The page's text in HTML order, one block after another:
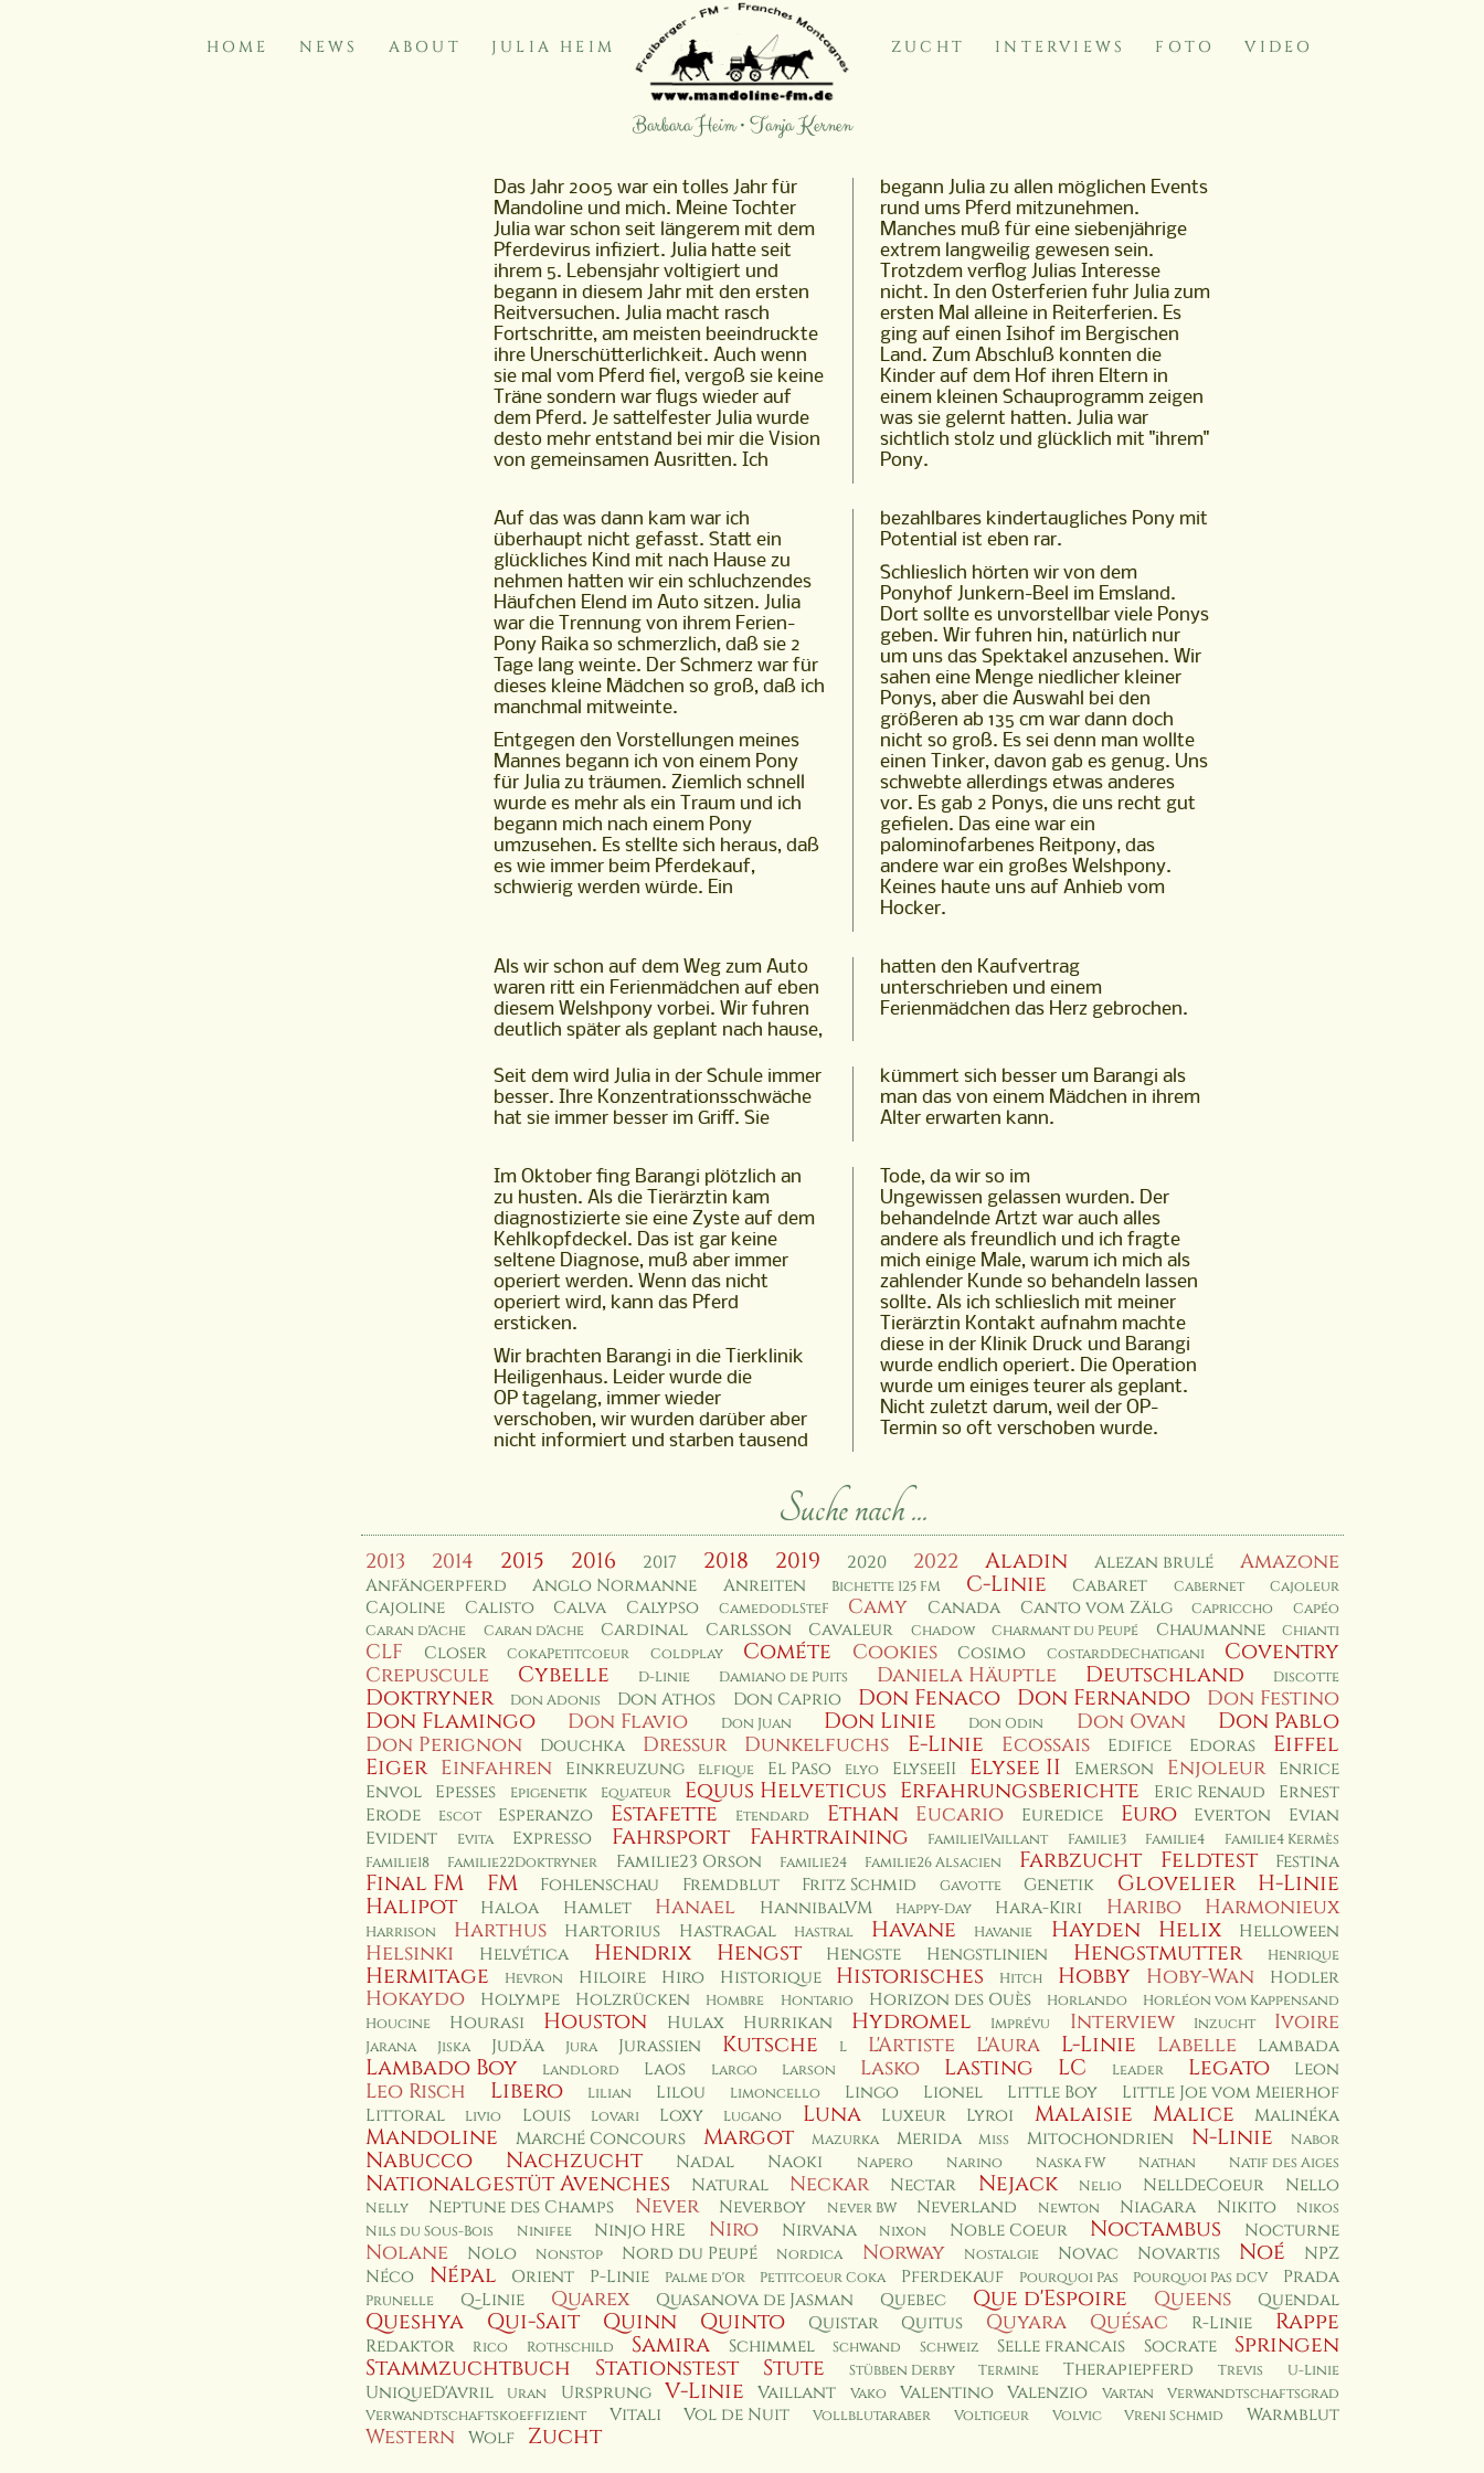
Barbara Heim • Tanja Kernen
HOME NEWS ABOUT JULIA HEIM ZUCHT INTERVIEWS FOTO VIDEO
Das Jahr 2005 war ein tolles Jahr für
Mandoline und mich. Meine Tochter
Julia war schon seit längerem mit dem
Pferdevirus infiziert. Julia hatte seit
ihrem 5. Lebensjahr voltigiert und
begann in diesem Jahr mit den ersten
Reitversuchen. Julia macht rasch
Fortschritte, am meisten beeindruckte
ihre Unerschütterlichkeit. Auch wenn
sie mal vom Pferd fiel, vergoß sie keine
Träne sondern war flugs wieder auf
dem Pferd. Je sattelfester Julia wurde
desto mehr entstand bei mir die Vision
von gemeinsamen Ausritten. Ich
begann Julia zu allen möglichen Events
rund ums Pferd mitzunehmen.
Manches muß für eine siebenjährige
extrem langweilig gewesen sein.
Trotzdem verflog Julias Interesse
nicht. In den Osterferien fuhr Julia zum
ersten Mal alleine in Reiterferien. Es
ging auf einen Isihof im Bergischen
Land. Zum Abschluß konnten die
Kinder auf dem Hof ihren Eltern in
einem kleinen Schauprogramm zeigen
was sie gelernt hatten. Julia war
sichtlich stolz und glücklich mit "ihrem"
Pony.
Auf das was dann kam war ich
überhaupt nicht gefasst. Statt ein
glückliches Kind mit nach Hause zu
nehmen hatten wir ein schluchzendes
Häufchen Elend im Auto sitzen. Julia
war die Trennung von ihrem Ferien-
Pony Raika so schmerzlich, daß sie 2
Tage lang weinte. Der Schmerz war für
dieses kleine Mädchen so groß, daß ich
manchmal mitweinte.
Entgegen den Vorstellungen meines
Mannes begann ich von einem Pony
für Julia zu träumen. Ziemlich schnell
wurde es mehr als ein Traum und ich
begann mich nach einem Pony
umzusehen. Es stellte sich heraus, daß
es wie immer beim Pferdekauf,
schwierig werden würde. Ein
bezahlbares kindertaugliches Pony mit
Potential ist eben rar.
Schlieslich hörten wir von dem
Ponyhof Junkern-Beel im Emsland.
Dort sollte es unvorstellbar viele Ponys
geben. Wir fuhren hin, natürlich nur
um uns das Spektakel anzusehen. Wir
sahen eine Menge niedlicher kleiner
Ponys, aber die Auswahl bei den
größeren ab 135 cm war dann doch
nicht so groß. Es sei denn man wollte
einen Tinker, davon gab es genug. Uns
schwebte allerdings etwas anderes
vor. Es gab 2 Ponys, die uns recht gut
gefielen. Das eine war ein
palominofarbenes Reitpony, das
andere war ein großes Welshpony.
Keines haute uns auf Anhieb vom
Hocker.
Als wir schon auf dem Weg zum Auto
waren ritt ein Ferienmädchen auf eben
diesem Welshpony vorbei. Wir fuhren
deutlich später als geplant nach hause,
hatten den Kaufvertrag
unterschrieben und einem
Ferienmädchen das Herz gebrochen.
Seit dem wird Julia in der Schule immer
besser. Ihre Konzentrationsschwäche
hat sie immer besser im Griff. Sie
kümmert sich besser um Barangi als
man das von einem Mädchen in ihrem
Alter erwarten kann.
Im Oktober fing Barangi plötzlich an
zu husten. Als die Tierärztin kam
diagnostizierte sie eine Zyste auf dem
Kehlkopfdeckel. Das ist gar keine
seltene Diagnose, muß aber immer
operiert werden. Wenn das nicht
operiert wird, kann das Pferd
ersticken.
Wir brachten Barangi in die Tierklinik
Heiligenhaus. Leider wurde die
OP tagelang, immer wieder
verschoben, wir wurden darüber aber
nicht informiert und starben tausend
Tode, da wir so im
Ungewissen gelassen wurden. Der
behandelnde Artzt war auch alles
andere als freundlich und ich fragte
mich einige Male, warum ich mich als
zahlender Kunde so behandeln lassen
sollte. Als ich schlieslich mit meiner
Tierärztin Kontakt aufnahm machte
diese in der Klinik Druck und Barangi
wurde endlich operiert. Die Operation
wurde um einiges teurer als geplant.
Nicht zuletzt darum, weil der OP-
Termin so oft verschoben wurde.
Suche nach ...
2013 2014 2015 2016 2017 2018 2019 2020 2022 Aladin Alezan brulé Amazone
Anfängerpferd Anglo Normanne Anreiten Bichette 125 FM C-Linie Cabaret Cabernet Cajoleur
Cajoline Calisto Calva Calypso CamedodlSteF Camy Canada Canto vom Zälg Capriccho
Capéo
Caran d'Ache
Caran d'Ache Cardinal Carlsson Cavaleur Chadow Charmant du Peupé Chaumanne Chianti
CLF Closer CokaPetitcoeur Coldplay Cométe Cookies Cosimo CostardDeChatigani Coventry
Crepuscule Cybelle D-Linie Damiano de Puits Daniela Häuptle Deutschland Discotte
Doktryner Don Adonis Don Athos Don Caprio Don Fenaco Don Fernando Don Festino
Don Flamingo Don Flavio Don Juan Don Linie Don Odin Don Ovan Don Pablo
Don Perignon Douchka Dressur Dunkelfuchs E-Linie Ecossais Edifice Edoras
Eiffel
Eiger Einfahren Einkreuzung Elfique El Paso Elyo ElyseeII Elysee II Emerson Enjoleur
Enrice
Envol
Epesses Epigenetik Equateur Equus Helveticus Erfahrungsberichte Eric Renaud
Ernest
Erode
Escot Esperanzo Estafette Etendard Ethan Eucario Euredice Euro Everton
Evian
Evident
Evita Expresso Fahrsport Fahrtraining Familie1Vaillant Familie3 Familie4
Familie4 Kermès
Familie18
Familie22Doktryner Familie23 Orson Familie24 Familie26 Alsacien Farbzucht Feldtest Festina
Final FM FM Fohlenschau Fremdblut Fritz Schmid Gavotte Genetik Glovelier
H-Linie
Halipot
Haloa Hamlet Hanael HannibalVM Happy-Day Hara-Kiri Haribo Harmonieux
Harrison Harthus Hartorius Hastragal Hastral Havane Havanie Hayden Helix Helloween
Helsinki Helvética Hendrix Hengst Hengste Hengstlinien Hengstmutter Henrique
Hermitage Hevron Hiloire Hiro Historique Historisches Hitch Hobby Hoby-Wan Hodler
Hokaydo Holympe Holzrücken Hombre Hontario Horizon des Ouès Horlando
Horléon vom Kappensand
Houcine
Hourasi Houston Hulax Hurrikan Hydromel Imprévu Interview Inzucht Ivoire
Jarana Jiska Judäa Jura Jurassien Kutsche L L'Artiste L'Aura L-Linie Labelle Lambada
Lambado Boy Landlord Laos Largo Larson Lasko Lasting LC Leader Legato Leon
Leo Risch Libero Lilian Lilou Limoncello Lingo Lionel Little Boy
Little Joe vom Meierhof
Littoral
Livio Louis Lovari Loxy Lugano Luna Luxeur Lyroi Malaisie Malice Malinéka
Mandoline Marché Concours Margot Mazurka Merida Miss Mitochondrien N-Linie Nabor
Nabucco Nachzucht Nadal Naoki Napero Narino Naska FW Nathan Natif des Aiges
Nationalgestüt Avenches Natural Neckar Nectar Nejack Nelio NellDeCoeur Nello
Nelly Neptune des Champs Never Neverboy Never BW Neverland Newton Niagara Nikito
Nikos
Nils du Sous-Bois
Ninifee Ninjo HRE Niro Nirvana Nixon Noble Coeur Noctambus Nocturne
Nolane Nolo Nonstop Nord du Peupé Nordica Norway Nostalgie Novac Novartis Noé
NPZ
Néco
Népal Orient P-Linie Palme d'Or Petitcoeur Coka Pferdekauf Pourquoi Pas Pourquoi Pas dCV Prada
Prunelle Q-Linie Quarex Quasanova de Jasman Quebec Que d'Espoire Queens Quendal
Queshya Qui-Sait Quinn Quinto Quistar Quitus Quyara Quésac R-Linie Rappe
Redaktor Rico Rothschild Samira Schimmel Schwand Schweiz Selle francais Socrate
Springen
Stammzuchtbuch
Stationstest Stute Stübben Derby Termine Therapiepferd Trevis U-Linie
UniqueD'Avril Uran Ursprung V-Linie Vaillant Vako Valentino Valenzio Vartan
Verwandtschaftsgrad
Verwandtschaftskoeffizient
Vitali Vol de Nuit Vollblutaraber Voltigeur Volvic Vreni Schmid Warmblut
Western Wolf Zucht